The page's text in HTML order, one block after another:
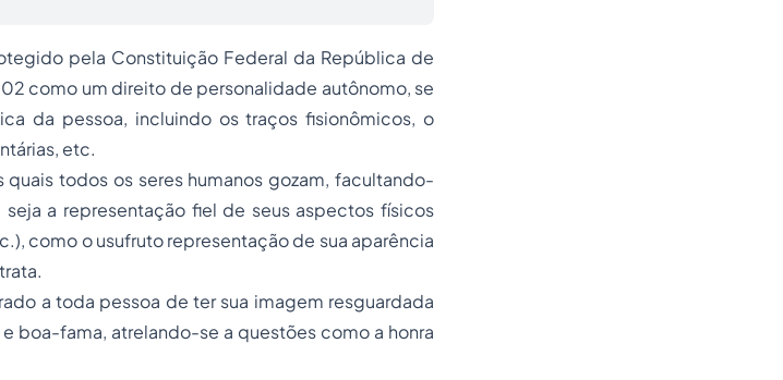
pela Constituição Federal da República de
como um direito de personalidade autônomo, se
da pessoa, incluindo os traços fisionômicos, o
etc.
todos os seres humanos gozam, facultando-
a representação fiel de seus aspectos físicos
como o usufruto representação de sua aparência
a toda pessoa de ter sua imagem resguardada
boa-fama, atrelando-se a questões como a honra